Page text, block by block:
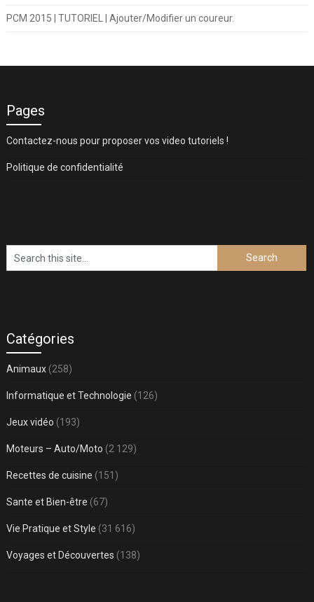
PCM 2015 | TUTORIEL | Ajouter/Modifier un coureur.
Pages
Contactez-nous pour proposer vos video tutoriels !
Politique de confidentialité
Catégories
Animaux(258)
Informatique et Technologie (126)
Jeux vidéo (193)
Moteurs – Auto/Moto (2 129)
Recettes de cuisine (151)
Sante et Bien-être (67)
Vie Pratique et Style (31 616)
Voyages et Découvertes (138)